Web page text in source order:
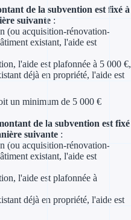
Investir dans
Aides Fiscales et
Crédits &
Aides Urssaf
Prêts publics
Prêt
Prêt
de la subvention est fixé à
suivante :
(ou acquisition-rénovation-
existant, l'aide est
l'aide est plafonnée à 5 000 €,
déjà en propriété, l'aide est
un minimum de 5 000 €
de la subvention est fixé
suivante :
(ou acquisition-rénovation-
existant, l'aide est
l'aide est plafonnée à
déjà en propriété, l'aide est